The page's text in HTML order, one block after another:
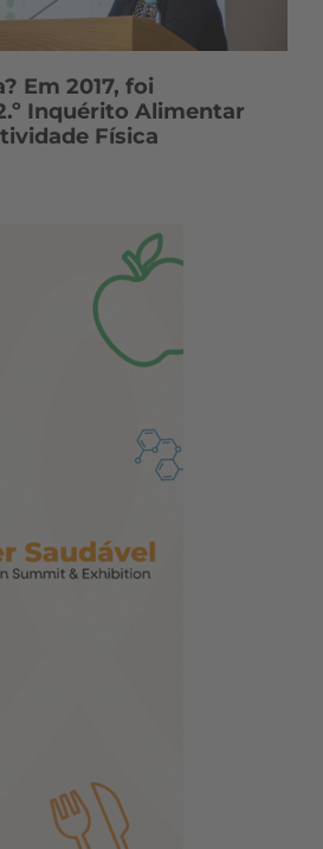
Em 2017, foi
Inquérito Alimentar
Física